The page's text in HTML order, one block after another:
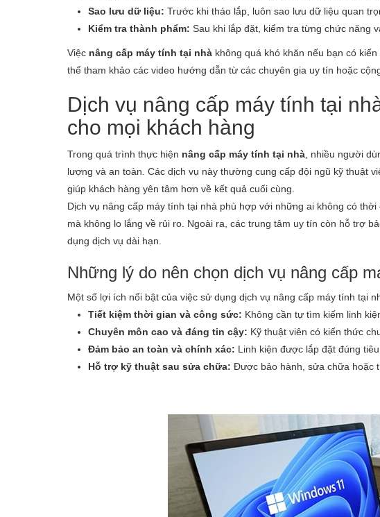
Sao lưu dữ liệu: Trước khi tháo lắp, luôn sao lưu dữ liệu quan
Kiểm tra thành phẩm: Sau khi lắp đặt, kiểm tra từng chức năng
Việc nâng cấp máy tính tại nhà không quá khó khăn nếu bạn có
thể tham khảo các video hướng dẫn từ các chuyên gia uy tín hoặc
Dịch vụ nâng cấp máy tính tại
cho mọi khách hàng
Trong quá trình thực hiện nâng cấp máy tính tại nhà , nhiều người
lượng và an toàn. Các dịch vụ này thường cung cấp đội ngũ kỹ thuật
giúp khách hàng yên tâm hơn về kết quả cuối cùng.
Dịch vụ nâng cấp máy tính tại nhà phù hợp với những ai không có
mà không lo lắng về rủi ro. Ngoài ra, các trung tâm uy tín còn hỗ trợ
dụng dịch vụ dài hạn.
Những lý do nên chọn dịch vụ nâng cấp
Một số lợi ích nổi bật của việc sử dụng dịch vụ nâng cấp máy tính tại
Tiết kiệm thời gian và công sức: Không cần tự tìm kiếm linh
Chuyên môn cao và đáng tin cậy: Kỹ thuật viên có kiến thức
Đảm bảo an toàn và chính xác: Linh kiện được lắp đặt đúng
Hỗ trợ kỹ thuật sau sửa chữa: Được bảo hành, sửa chữa hoặc